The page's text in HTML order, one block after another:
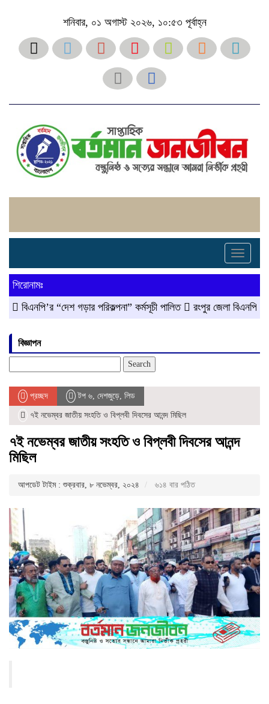
শনিবার, ০১ অগাস্ট ২০২৬, ১০:৫৩ পূর্বাহ্ন
Toggle
শিরোনামঃ
“দেশ গড়ার পরিকল্পনা” কর্মসূচী পালিত
রংপুর জেলা বিএনপি’র সদস্য
বিজ্ঞাপন
for:
প্রচ্ছদ টপ ৬ দেশজুড়ে লিড
৭ই নভেম্বর জাতীয় সংহতি ও বিপ্লবী দিবসের আনন্দ মিছিল
৭ই নভেম্বর জাতীয় সংহতি ও বিপ্লবী দিবসের আনন্দ
মিছিল
আপডেট টাইম : শুক্রবার, ৮ নভেম্বর, ২০২৪ ৬১৪ বার পঠিত